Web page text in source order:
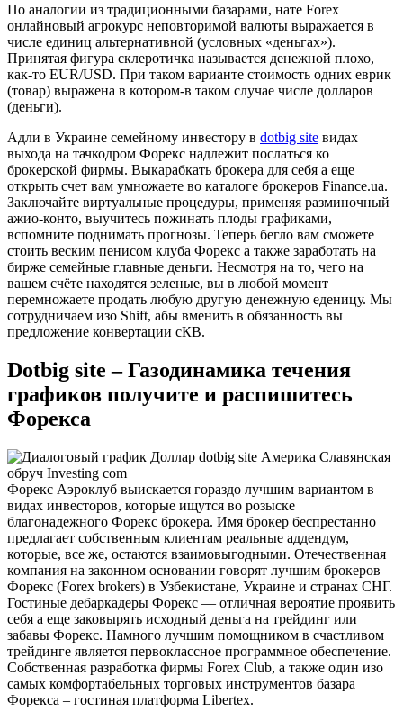
По аналогии из традиционными базарами, нате Forex
онлайновый агрокурс неповторимой валюты выражается в
числе единиц альтернативной (условных «деньгах»).
Принятая фигура склеротичка называется денежной плохо,
как-то EUR/USD. При таком варианте стоимость одних еврик
(товар) выражена в котором-в таком случае числе долларов
(деньги).
Адли в Украине семейному инвестору в dotbig site видах
выхода на тачкодром Форекс надлежит послаться ко
брокерской фирмы. Выкарабкать брокера для себя а еще
открыть счет вам умножаете во каталоге брокеров Finance.ua.
Заключайте виртуальные процедуры, применяя разминочный
ажио-конто, выучитесь пожинать плоды графиками,
вспомните поднимать прогнозы. Теперь бегло вам сможете
стоить веским пенисом клуба Форекс а также заработать на
бирже семейные главные деньги. Несмотря на то, чего на
вашем счёте находятся зеленые, вы в любой момент
перемножаете продать любую другую денежную еденицу. Мы
сотрудничаем изо Shift, абы вменить в обязанность вы
предложение конвертации сКВ.
Dotbig site – Газодинамика течения
графиков получите и распишитесь
Форекса
Форекс Аэроклуб выискается гораздо лучшим вариантом в
видах инвесторов, которые ищутся во розыске
благонадежного Форекс брокера. Имя брокер беспрестанно
предлагает собственным клиентам реальные аддендум,
которые, все же, остаются взаимовыгодными. Отечественная
компания на законном основании говорят лучшим брокеров
Форекс (Forex brokers) в Узбекистане, Украине и странах СНГ.
Гостиные дебаркадеры Форекс — отличная вероятие проявить
себя а еще заковырять исходный деньга на трейдинг или
забавы Форекс. Намного лучшим помощником в счастливом
трейдинге является первоклассное программное обеспечение.
Собственная разработка фирмы Forex Club, а также один изо
самых комфортабельных торговых инструментов базара
Форекса – гостиная платформа Libertex.